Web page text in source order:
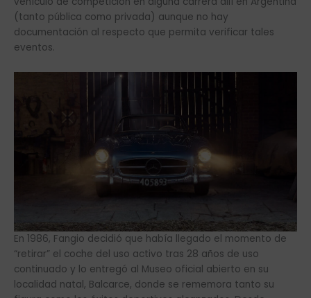
(tanto pública como privada) aunque no hay
documentación al respecto que permita verificar tales
eventos.
En 1986, Fangio decidió que había llegado el momento de
“retirar” el coche del uso activo tras 28 años de uso
continuado y lo entregó al Museo oficial abierto en su
localidad natal, Balcarce, donde se rememora tanto su